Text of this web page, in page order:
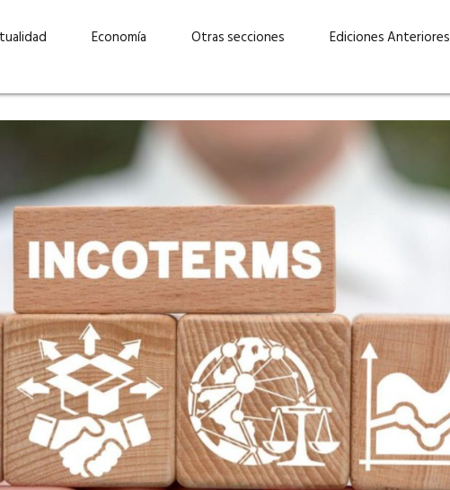
“Invertir con propósito:
cómo CBC impulsa su
crecimiento industrial a
través de la innovación y la
sostenibilidad”
EN PORTADA abril 2026
Elizabeth Suárez: “Las
mujeres podemos liderar y
abrirnos paso por nuestros
propios méritos”
EN PORTADA marzo 2026
Economía Otras secciones Ediciones Anteriores